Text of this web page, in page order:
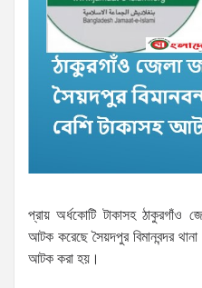
প্রায় অর্ধকোটি টাকাসহ ঠাকুরগাঁও
আটক করেছে সৈয়দপুর বিমানবন্দর
আটক করা হয়।